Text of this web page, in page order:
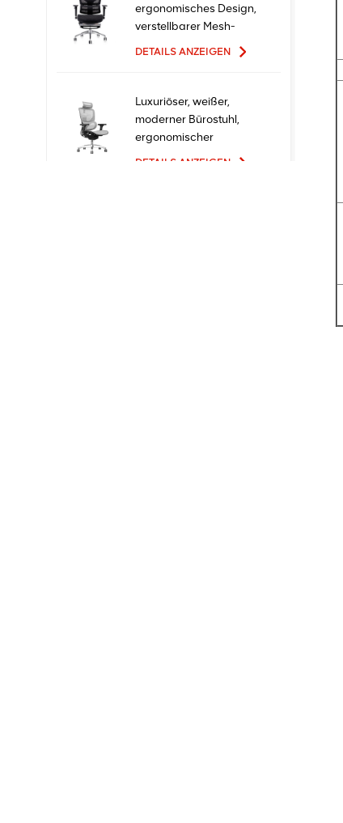
ergonomisches Design,
verstellbarer Mesh-
DETAILS ANZEIGEN
Luxuriöser, weißer,
moderner Bürostuhl,
ergonomischer
Chefsessel mit Mesh-
DETAILS ANZEIGEN